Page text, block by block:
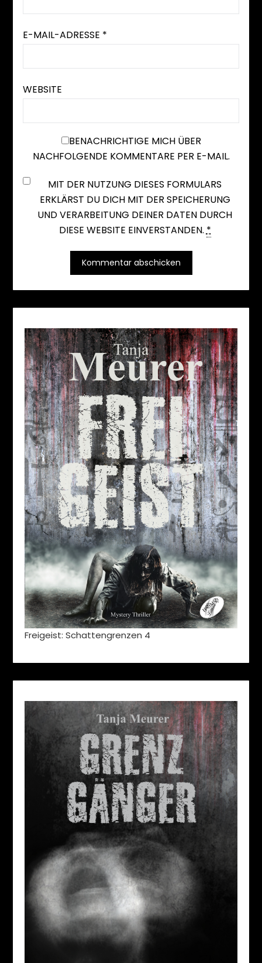
E-MAIL-ADRESSE *
WEBSITE
BENACHRICHTIGE MICH ÜBER
NACHFOLGENDE KOMMENTARE PER E-MAIL.
MIT DER NUTZUNG DIESES FORMULARS
ERKLÄRST DU DICH MIT DER SPEICHERUNG
UND VERARBEITUNG DEINER DATEN DURCH
DIESE WEBSITE EINVERSTANDEN.*
Freigeist: Schattengrenzen 4